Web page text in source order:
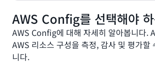
AWS Config를 선택해야
AWS Config에 대해 자세히 알아봅니다.
AWS 리소스 구성을 측정, 감사 및 평가할
니다.